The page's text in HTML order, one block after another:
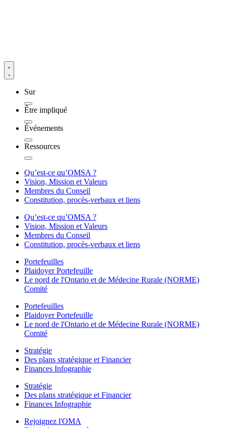
Sur
Être impliqué
Événements
Ressources
Qu’est-ce qu’OMSA ?
Vision, Mission et Valeurs
Membres du Conseil
Constitution, procès-verbaux et liens
Qu’est-ce qu’OMSA ?
Vision, Mission et Valeurs
Membres du Conseil
Constitution, procès-verbaux et liens
Portefeuilles
Plaidoyer Portefeuille
Le nord de l'Ontario et de Médecine Rurale (NORME)
Comité
Portefeuilles
Plaidoyer Portefeuille
Le nord de l'Ontario et de Médecine Rurale (NORME)
Comité
Stratégie
Des plans stratégique et Financier
Finances Infographie
Stratégie
Des plans stratégique et Financier
Finances Infographie
Rejoignez l'OMA